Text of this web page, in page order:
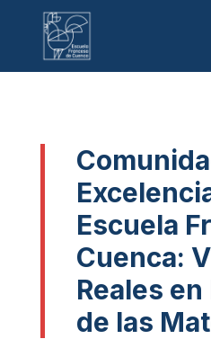
Escuela
Cuenca:
Reales
de las